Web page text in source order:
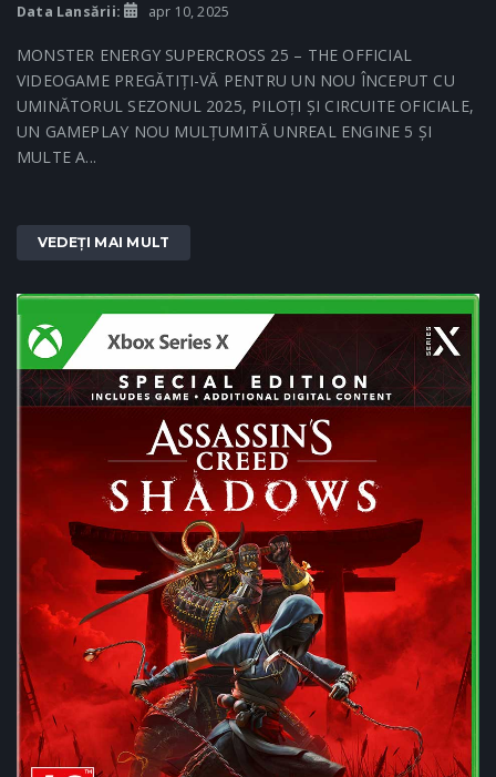
Data Lansării: apr 10, 2025
MONSTER ENERGY SUPERCROSS 25 – THE OFFICIAL
VIDEOGAME PREGĂTIȚI-VĂ PENTRU UN NOU ÎNCEPUT CU
UMINĂTORUL SEZONUL 2025, PILOȚI ȘI CIRCUITE OFICIALE,
UN GAMEPLAY NOU MULȚUMITĂ UNREAL ENGINE 5 ȘI
MULTE A...
VEDEȚI MAI MULT